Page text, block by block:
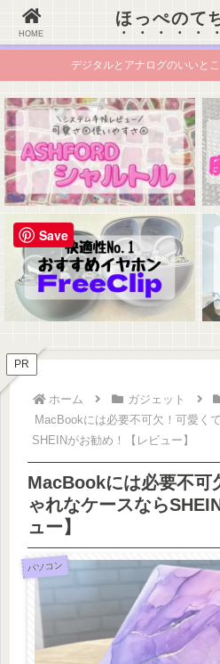
ほっぺのて
デジタルとアナログのいいと
PR
ホーム ガジェット
MacBookには必要不可欠！可愛く
SHEINがお勧め！【レビュー】
MacBookには必要不可
ゃれなケースなら
ュー】
パソコン
HOME
ほっぺのて
Save